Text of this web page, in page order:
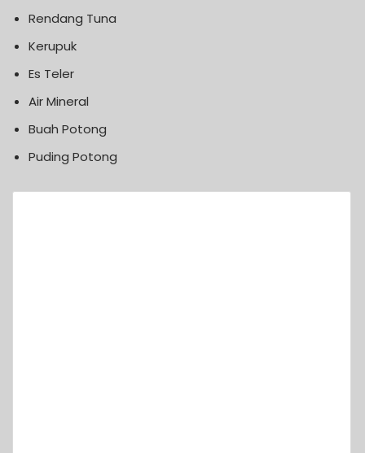
Rendang Tuna
Kerupuk
Es Teler
Air Mineral
Buah Potong
Puding Potong